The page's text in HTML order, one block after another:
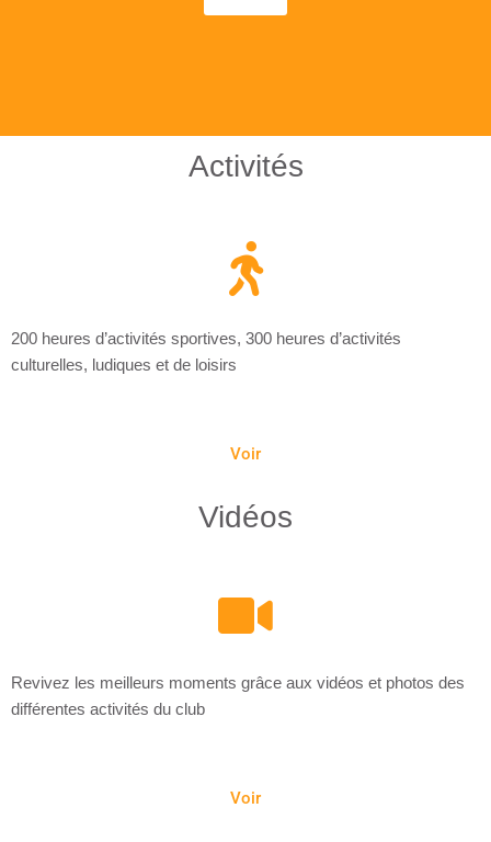
Activités
200 heures d’activités sportives, 300 heures d’activités
culturelles, ludiques et de loisirs
Voir
Vidéos
Revivez les meilleurs moments grâce aux vidéos et photos des
différentes activités du club
Voir